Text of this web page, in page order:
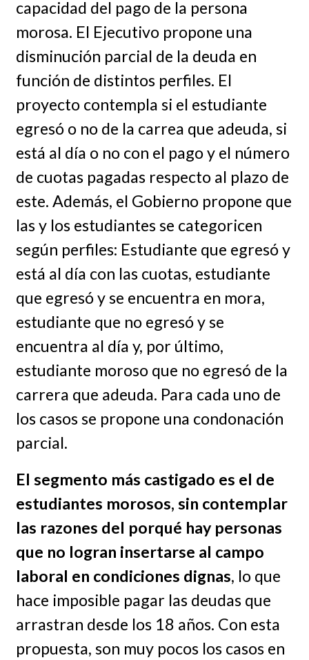
capacidad del pago de la persona
morosa. El Ejecutivo propone una
disminución parcial de la deuda en
función de distintos perfiles. El
proyecto contempla si el estudiante
egresó o no de la carrea que adeuda, si
está al día o no con el pago y el número
de cuotas pagadas respecto al plazo de
este. Además, el Gobierno propone que
las y los estudiantes se categoricen
según perfiles: Estudiante que egresó y
está al día con las cuotas, estudiante
que egresó y se encuentra en mora,
estudiante que no egresó y se
encuentra al día y, por último,
estudiante moroso que no egresó de la
carrera que adeuda. Para cada uno de
los casos se propone una condonación
parcial.
El segmento más castigado es el de
estudiantes morosos, sin contemplar
las razones del porqué hay personas
que no logran insertarse al campo
laboral en condiciones dignas, lo que
hace imposible pagar las deudas que
arrastran desde los 18 años. Con esta
propuesta, son muy pocos los casos en